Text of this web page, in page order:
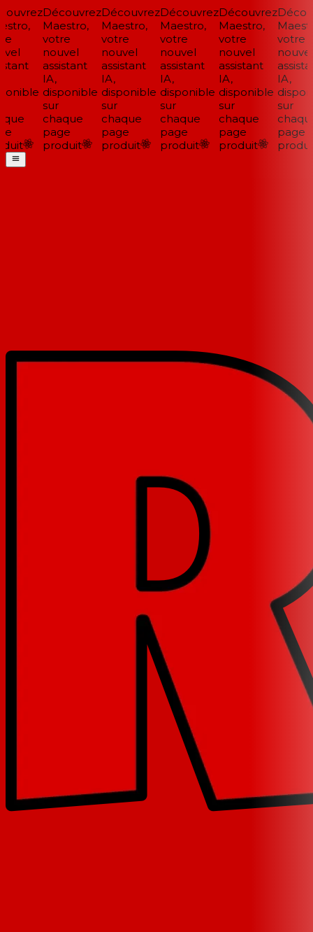
Découvrez
Maestro,
votre
nouvel
assistant
IA,
disponible
sur
chaque
page
produit
Découvrez
Maestro,
votre
nouvel
assistant
IA,
disponible
sur
chaque
page
produit
Découvrez
Maestro,
votre
nouvel
assistant
IA,
disponible
sur
chaque
page
produit
Découvrez
Maestro,
votre
nouvel
assistant
IA,
disponible
sur
chaque
page
produit
votre
nouvel
IA,
sur
chaque
page
produit